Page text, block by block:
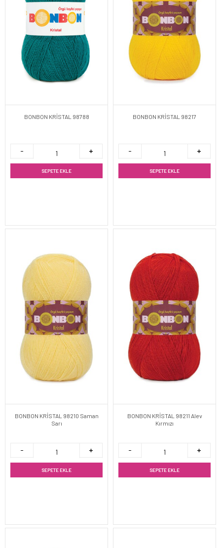
BONBON KRİSTAL 98788
SEPETE EKLE
BONBON KRİSTAL 98217
SEPETE EKLE
BONBON KRİSTAL 98210 Saman
Sarı
SEPETE EKLE
BONBON KRİSTAL 98211 Alev
Kırmızı
SEPETE EKLE